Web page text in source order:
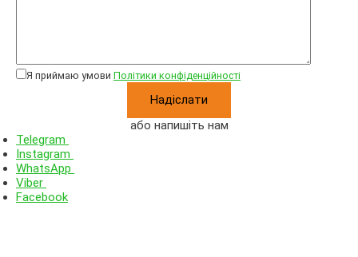
Я приймаю умови Політики конфіденційності
або напишіть нам
Telegram
Instagram
WhatsApp
Viber
Facebook